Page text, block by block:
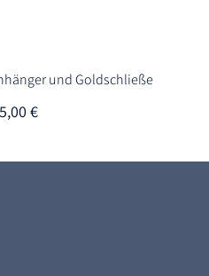
und Goldschließe
€